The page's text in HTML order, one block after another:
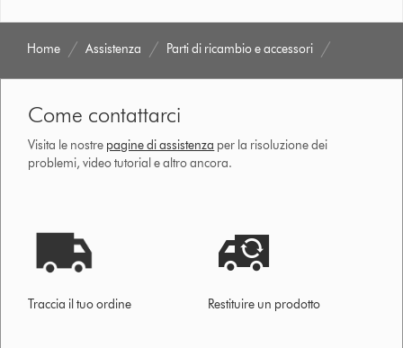
Home Assistenza Parti di ricambio e accessori
Come contattarci
Visita le nostre pagine di assistenza per la risoluzione dei
problemi, video tutorial e altro ancora.
Traccia il tuo ordine Restituire un prodotto